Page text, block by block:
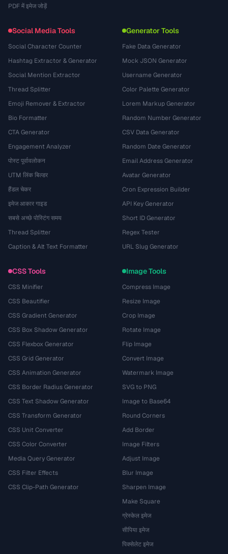
PDF में इमेज जोड़ें
Social Media Tools
Social Character Counter
Hashtag Extractor & Generator
Social Mention Extractor
Thread Splitter
Emoji Remover & Extractor
Bio Formatter
CTA Generator
Engagement Analyzer
पोस्ट पूर्वावलोकन
UTM लिंक बिल्डर
हैंडल चेकर
इमेज आकार गाइड
सबसे अच्छे पोस्टिंग समय
Thread Splitter
Caption & Alt Text Formatter
Generator Tools
Fake Data Generator
Mock JSON Generator
Username Generator
Color Palette Generator
Lorem Markup Generator
Random Number Generator
CSV Data Generator
Random Date Generator
Email Address Generator
Avatar Generator
Cron Expression Builder
API Key Generator
Short ID Generator
Regex Tester
URL Slug Generator
CSS Tools
CSS Minifier
CSS Beautifier
CSS Gradient Generator
CSS Box Shadow Generator
CSS Flexbox Generator
CSS Grid Generator
CSS Animation Generator
CSS Border Radius Generator
CSS Text Shadow Generator
CSS Transform Generator
CSS Unit Converter
CSS Color Converter
Media Query Generator
CSS Filter Effects
CSS Clip-Path Generator
Image Tools
Compress Image
Resize Image
Crop Image
Rotate Image
Flip Image
Convert Image
Watermark Image
SVG to PNG
Image to Base64
Round Corners
Add Border
Image Filters
Adjust Image
Blur Image
Sharpen Image
Make Square
ग्रेस्केल इमेज
सीपिया इमेज
पिक्सेलेट इमेज